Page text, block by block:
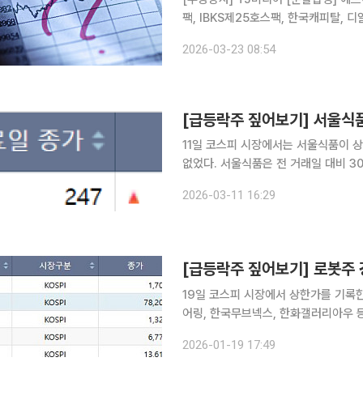
팩, IBKS제25호스팩, 한국캐피탈,
오로스테크놀로지, 링크제니시스, 한
2026-03-23 08:54
[급등락주 짚어보기] 서울
11일 코스피 시장에서는 서울식품이
없었다. 서울식품은 전 거래일 대비 30.00% 오른 247원에 거래를 마치며 가격제한폭까지 상승했
2026-03-11 16:29
19일 코스피 시장에서 상한가를 기록
어링, 한국무브넥스, 한화갤러리아우 등이다. 이수스페셜티케미컬은 전 거래일
로 해석된다. 참엔지니어링은
2026-01-19 17:49